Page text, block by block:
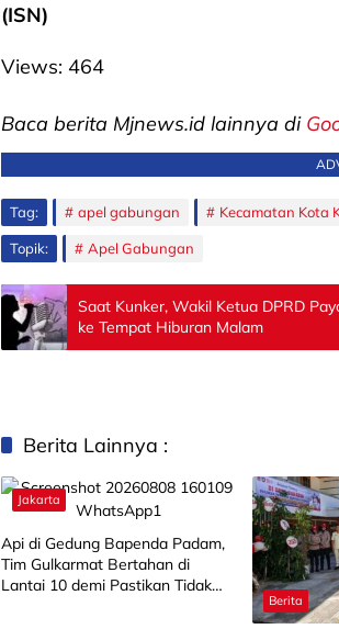
(ISN)
Views: 464
Baca berita Mjnews.id lainnya di
Tag: apel gabungan Kecamatan Kota
Topik: Apel Gabungan
Saat Kunker, Wakil Ketua DPRD
ke Tempat Hiburan Malam
Berita Lainnya :
Jakarta
Api di Gedung Bapenda Padam,
Tim Gulkarmat Bertahan di
Lantai 10 demi Pastikan Tidak
Berita